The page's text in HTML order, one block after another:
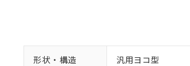
形状・構造 汎用ヨコ型